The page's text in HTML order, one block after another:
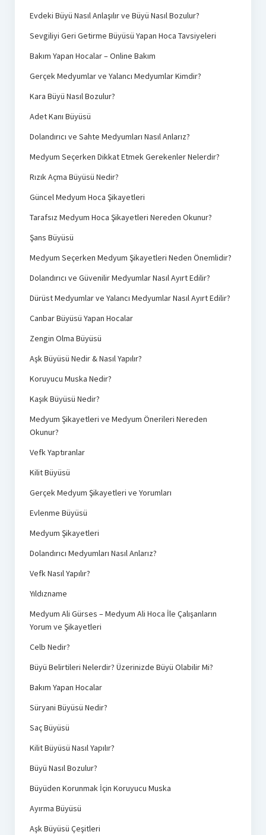
Evdeki Büyü Nasıl Anlaşılır ve Büyü Nasıl Bozulur?
Sevgiliyi Geri Getirme Büyüsü Yapan Hoca Tavsiyeleri
Bakım Yapan Hocalar – Online Bakım
Gerçek Medyumlar ve Yalancı Medyumlar Kimdir?
Kara Büyü Nasıl Bozulur?
Adet Kanı Büyüsü
Dolandırıcı ve Sahte Medyumları Nasıl Anlarız?
Medyum Seçerken Dikkat Etmek Gerekenler Nelerdir?
Rızık Açma Büyüsü Nedir?
Güncel Medyum Hoca Şikayetleri
Tarafsız Medyum Hoca Şikayetleri Nereden Okunur?
Şans Büyüsü
Medyum Seçerken Medyum Şikayetleri Neden Önemlidir?
Dolandırıcı ve Güvenilir Medyumlar Nasıl Ayırt Edilir?
Dürüst Medyumlar ve Yalancı Medyumlar Nasıl Ayırt Edilir?
Canbar Büyüsü Yapan Hocalar
Zengin Olma Büyüsü
Aşk Büyüsü Nedir & Nasıl Yapılır?
Koruyucu Muska Nedir?
Kaşık Büyüsü Nedir?
Medyum Şikayetleri ve Medyum Önerileri Nereden
Okunur?
Vefk Yaptıranlar
Kilit Büyüsü
Gerçek Medyum Şikayetleri ve Yorumları
Evlenme Büyüsü
Medyum Şikayetleri
Dolandırıcı Medyumları Nasıl Anlarız?
Vefk Nasıl Yapılır?
Yıldızname
Medyum Ali Gürses – Medyum Ali Hoca İle Çalışanların
Yorum ve Şikayetleri
Celb Nedir?
Büyü Belirtileri Nelerdir? Üzerinizde Büyü Olabilir Mi?
Bakım Yapan Hocalar
Süryani Büyüsü Nedir?
Saç Büyüsü
Kilit Büyüsü Nasıl Yapılır?
Büyü Nasıl Bozulur?
Büyüden Korunmak İçin Koruyucu Muska
Ayırma Büyüsü
Aşk Büyüsü Çeşitleri